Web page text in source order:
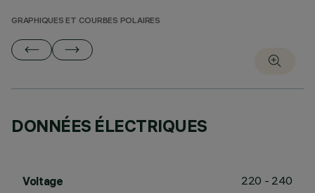
GRAPHIQUES ET COURBES POLAIRES
DONNÉES ÉLECTRIQUES
Voltage 220 - 240